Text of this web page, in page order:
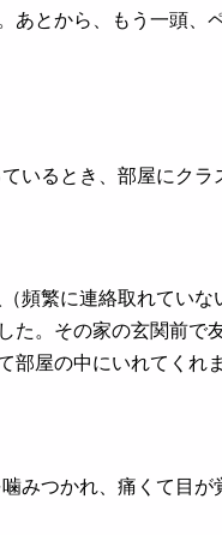
あとから、もう一頭、
いるとき、部屋にク
頻繁に連絡取れてい
た。その家の玄関前で
部屋の中にいれてくれ
みつかれ、痛くて目